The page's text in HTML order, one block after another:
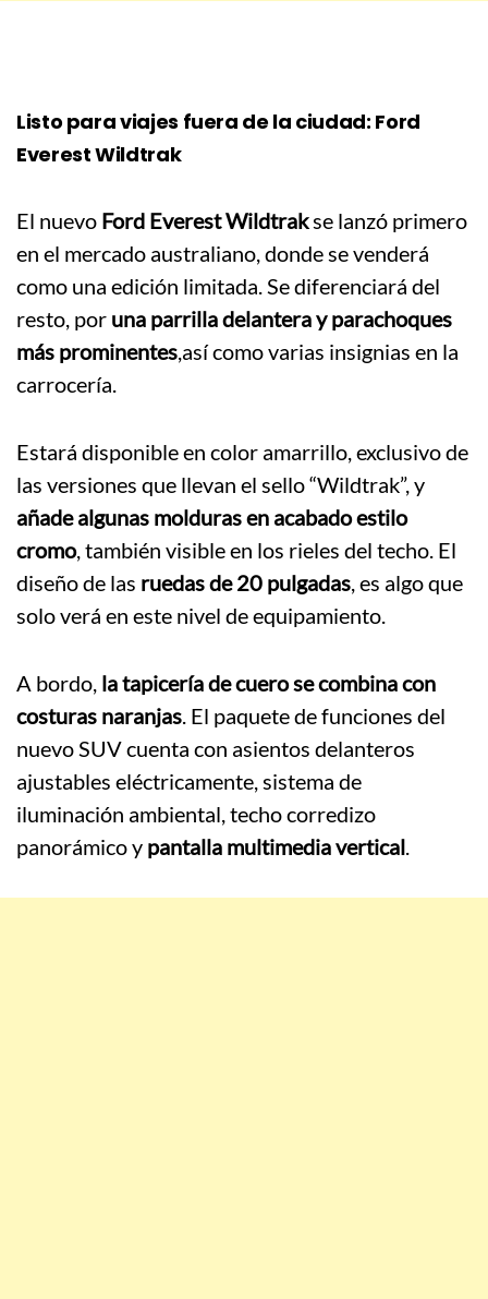
Listo para viajes fuera de la ciudad: Ford
Everest Wildtrak
El nuevo Ford Everest Wildtrakse lanzó primero
en el mercado australiano, donde se venderá
como una edición limitada. Se diferenciará del
resto, por una parrilla delantera y parachoques
más prominentes,así como varias insignias en la
carrocería.
Estará disponible en color amarrillo, exclusivo de
las versiones que llevan el sello “Wildtrak”, y
añade algunas molduras en acabado estilo
cromo, también visible en los rieles del techo. El
diseño de las ruedas de 20 pulgadas, es algo que
solo verá en este nivel de equipamiento.
A bordo, la tapicería de cuero se combina con
costuras naranjas. El paquete de funciones del
nuevo SUV cuenta con asientos delanteros
ajustables eléctricamente, sistema de
iluminación ambiental, techo corredizo
panorámico y pantalla multimedia vertical.